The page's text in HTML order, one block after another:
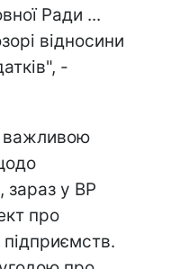
Ради ...
відносини
-
важливою
зараз у ВР
про